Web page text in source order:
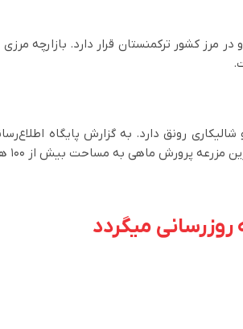
در مرز کشور ترکمنستان قرار دارد. بازارچه
میگردد